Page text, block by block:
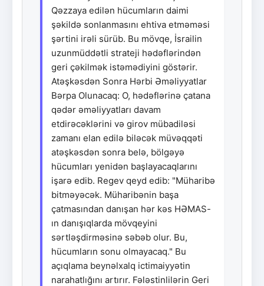
Qəzzaya edilən hücumların daimi
şəkildə sonlanmasını ehtiva etməməsi
şərtini irəli sürüb. Bu mövqe, İsrailin
uzunmüddətli strateji hədəflərindən
geri çəkilmək istəmədiyini göstərir.
Atəşkəsdən Sonra Hərbi Əməliyyatlar
Bərpa Olunacaq: O, hədəflərinə çatana
qədər əməliyyatları davam
etdirəcəklərini və girov mübadiləsi
zamanı elan edilə biləcək müvəqqəti
atəşkəsdən sonra belə, bölgəyə
hücumları yenidən başlayacaqlarını
işarə edib. Regev qeyd edib: "Müharibə
bitməyəcək. Müharibənin başa
çatmasından danışan hər kəs HƏMAS-
ın danışıqlarda mövqeyini
sərtləşdirməsinə səbəb olur. Bu,
hücumların sonu olmayacaq." Bu
açıqlama beynəlxalq ictimaiyyətin
narahatlığını artırır. Fələstinlilərin Geri